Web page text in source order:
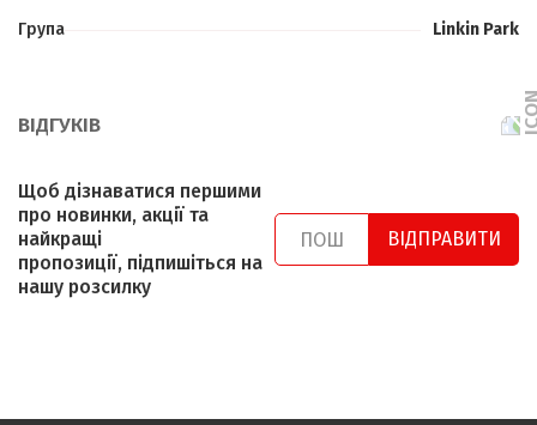
Група Linkin Park
ВІДГУКІВ
Щоб дізнаватися першими
про новинки, акції та
найкращі
пропозиції, підпишіться на
нашу розсилку
ВІДПРАВИТИ